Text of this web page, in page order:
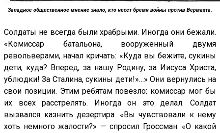
Западное общественное мнение знало, кто несет бремя войны против Вермахта.
Солдаты не всегда были храбрыми. Иногда они бежали.
«Комиссар батальона, вооруженный двумя
револьверами, начал кричать: «Куда вы бежите, сукины
дети, куда? Вперед, за нашу Родину, за Иисуса Христа,
ублюдки! За Сталина, сукины дети!»…» Они вернулись на
свои позиции. Этим ребятам повезло: комиссар мог бы
их всех расстрелять. Иногда он это делал. Солдат
вызвался казнить дезертира. «Вы чувствовали к нему
хоть немного жалости?» — спросил Гроссман. «О какой